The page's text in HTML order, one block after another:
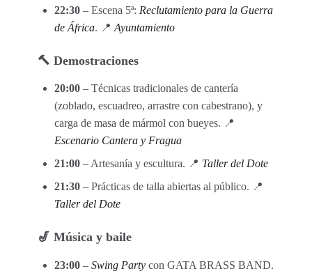
22:30– Escena 5ª: Reclutamiento para la Guerra
de África. 📍 Ayuntamiento
🔨 Demostraciones
20:00– Técnicas tradicionales de cantería
(zoblado, escuadreo, arrastre con cabestrano), y
carga de masa de mármol con bueyes. 📍
Escenario Cantera y Fragua
21:00– Artesanía y escultura. 📍 Taller del Dote
21:30– Prácticas de talla abiertas al público. 📍
Taller del Dote
🎷 Música y baile
23:00– Swing Partycon GATA BRASS BAND.